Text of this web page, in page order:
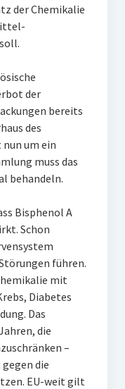
der Chemikalie
der
bereits
des
um ein
muss das
behandeln.
Bisphenol A
Schon
führen.
mit
Diabetes
Das
die
–
die
EU-weit gilt